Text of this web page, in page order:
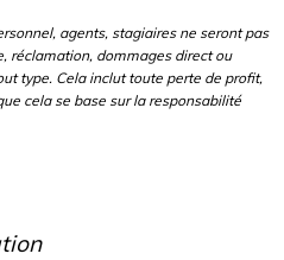
agents, stagiaires ne seront pas
réclamation, dommages direct ou
type. Cela inclut toute perte de profit,
cela se base sur la responsabilité